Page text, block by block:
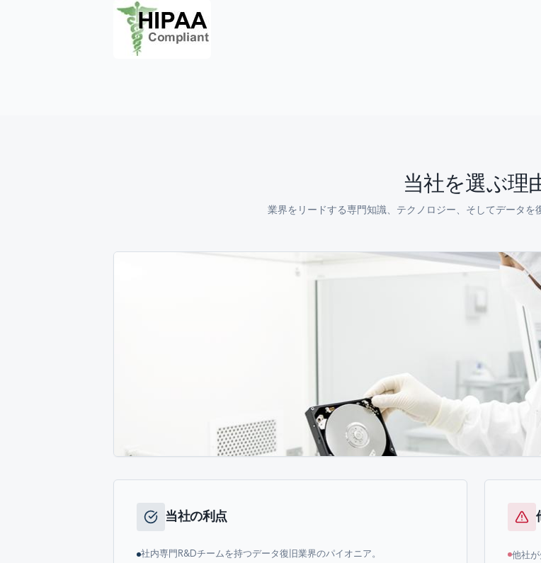
当社を選ぶ理
業界をリードする専門知識、テクノロジー、そしてデータを
当社の利点
社内専門R&Dチームを持つデータ復旧業界のパイオニア。
他社